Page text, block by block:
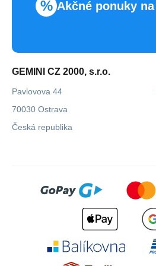
% Akčné ponuky
GEMINI CZ 2000, s.r.o.
Pavlovova 44
70030 Ostrava
Česká republika